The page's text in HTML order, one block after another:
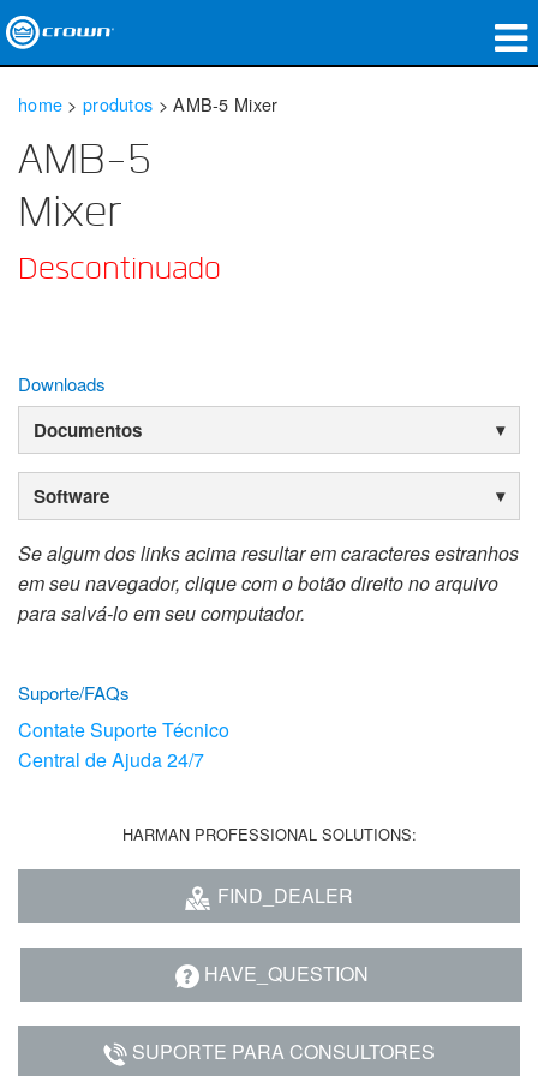
Applications
Áudio em Rede
treinamento
suporte
Idioma/Região
home >produtos >AMB-5 Mixer
AMB-5
Mixer
Descontinuado
Downloads
Documentos
Software
Se algum dos links acima resultar em caracteres estranhos
em seu navegador, clique com o botão direito no arquivo
para salvá-lo em seu computador.
Suporte/FAQs
Contate Suporte Técnico
Central de Ajuda 24/7
HARMAN PROFESSIONAL SOLUTIONS:
FIND_DEALER
HAVE_QUESTION
SUPORTE PARA CONSULTORES